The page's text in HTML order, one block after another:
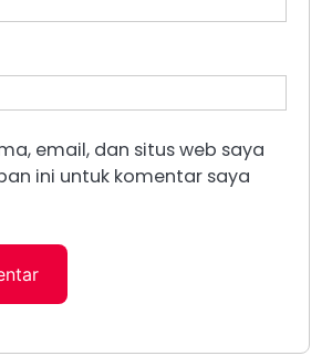
email, dan situs web saya
ini untuk komentar saya